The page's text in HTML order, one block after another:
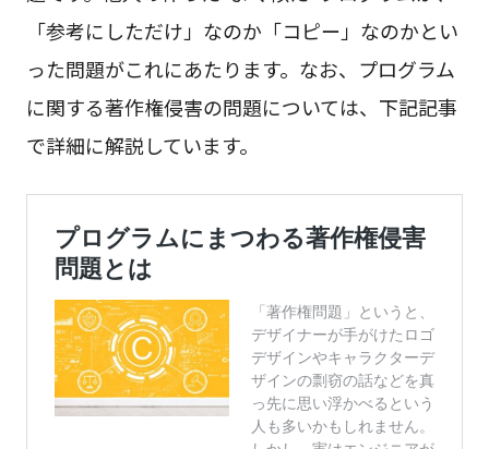
「参考にしただけ」なのか「コピー」なのかとい
った問題がこれにあたります。なお、プログラム
に関する著作権侵害の問題については、下記記事
で詳細に解説しています。